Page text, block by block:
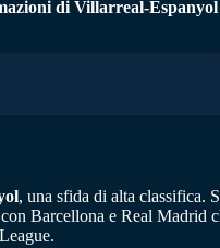
di Villarreal-Espanyol
, una sfida di alta classifica.
Barcellona e Real Madrid